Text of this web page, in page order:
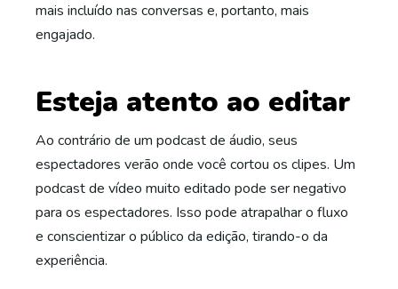
mais incluído nas conversas e, portanto, mais
engajado.
Esteja atento ao editar
Ao contrário de um podcast de áudio, seus
espectadores verão onde você cortou os clipes. Um
podcast de vídeo muito editado pode ser negativo
para os espectadores. Isso pode atrapalhar o fluxo
e conscientizar o público da edição, tirando-o da
experiência.